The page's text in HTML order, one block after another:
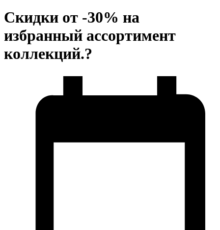
Скидки от -30% на
избранный ассортимент
коллекций.?